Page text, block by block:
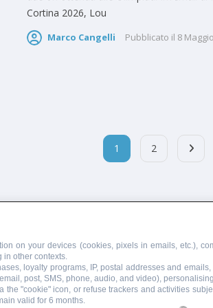
Cortina 2026, Lou
Marco Cangelli Pubblicato il 8
1 2
PUBBLICITÀSCRIVI AL DIRETTORE
on your devices (cookies, pixels in emails, etc.),
in other contexts.
loyalty programs, IP, postal addresses and
post, SMS, phone, audio, and video),
"cookie" icon, or refuse trackers and activities
valid for 6 months.